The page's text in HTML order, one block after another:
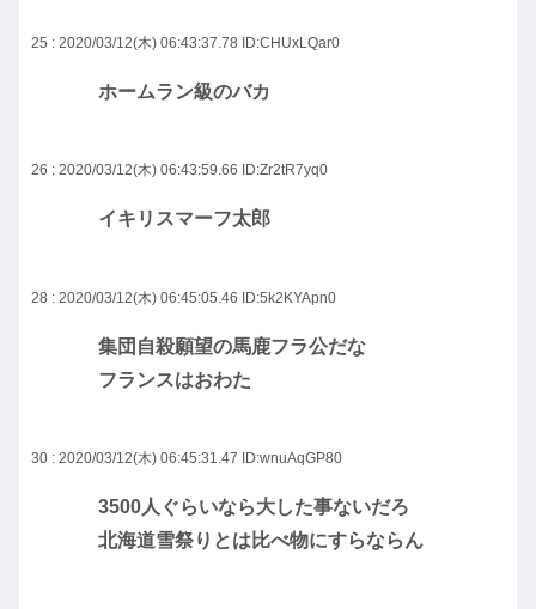
25 : 2020/03/12(木) 06:43:37.78 ID:CHUxLQar0
ホームラン級のバカ
26 : 2020/03/12(木) 06:43:59.66 ID:Zr2tR7yq0
イキリスマーフ太郎
28 : 2020/03/12(木) 06:45:05.46 ID:5k2KYApn0
集団自殺願望の馬鹿フラ公だな
フランスはおわた
30 : 2020/03/12(木) 06:45:31.47 ID:wnuAqGP80
3500人ぐらいなら大した事ないだろ
北海道雪祭りとは比べ物にすらならん